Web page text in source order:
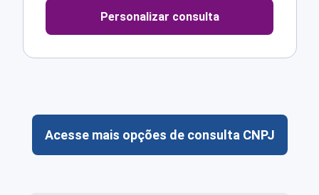
Personalizar consulta
Acesse mais opções de consulta CNPJ